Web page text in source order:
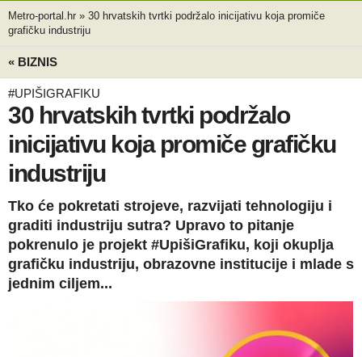
Metro-portal.hr » 30 hrvatskih tvrtki podržalo inicijativu koja promiče
grafičku industriju
« BIZNIS
#UPIŠIGRAFIKU
30 hrvatskih tvrtki podržalo
inicijativu koja promiče grafičku
industriju
Tko će pokretati strojeve, razvijati tehnologiju i
graditi industriju sutra? Upravo to pitanje
pokrenulo je projekt #UpišiGrafiku, koji okuplja
grafičku industriju, obrazovne institucije i mlade s
jednim ciljem...